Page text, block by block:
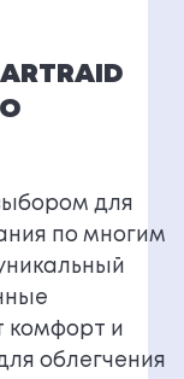
для
по многим
комфорт и
облегчения